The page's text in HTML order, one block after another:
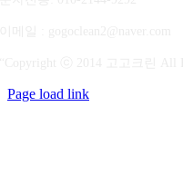
Page load link